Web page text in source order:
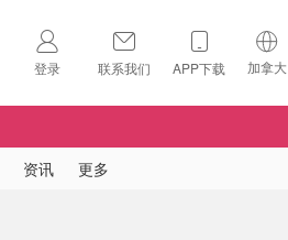
登录 联系我们 APP下载 加拿大
🇺🇸
资讯 更多